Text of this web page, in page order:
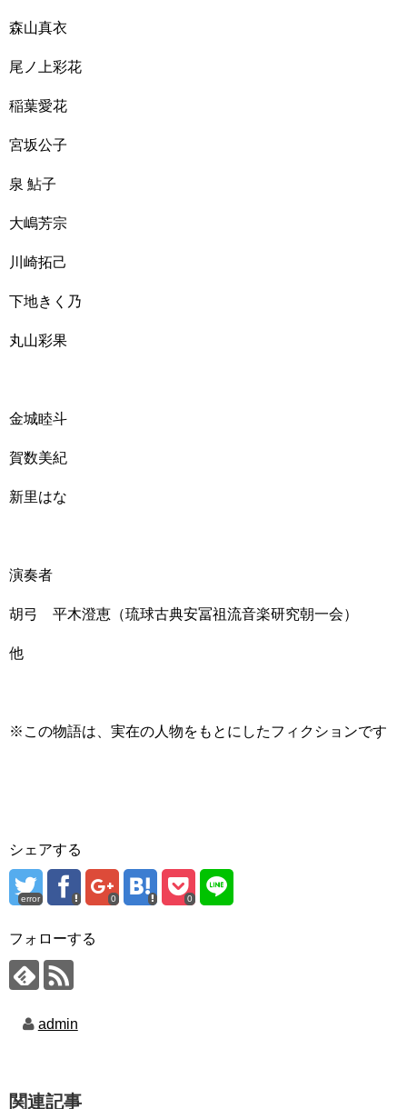
森山真衣
尾ノ上彩花
稲葉愛花
宮坂公子
泉 鮎子
大嶋芳宗
川崎拓己
下地きく乃
丸山彩果
金城睦斗
賀数美紀
新里はな
演奏者
胡弓 平木澄恵（琉球古典安冨祖流音楽研究朝一会）
他
※この物語は、実在の人物をもとにしたフィクションです
シェアする
error 0 0
フォローする
admin
関連記事